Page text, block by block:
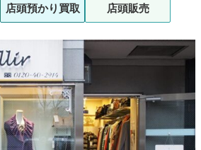
お申し込みフォーム
店頭預かり買取 店頭販売